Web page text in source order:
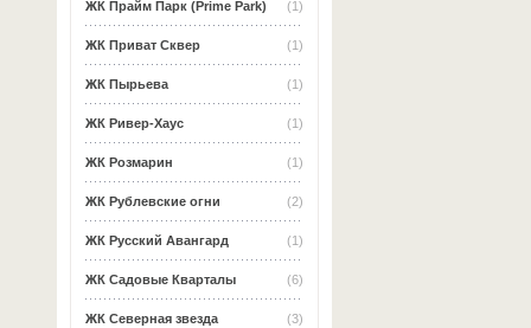
(1)
ЖК Прайм Парк (Prime Park)
(1)
ЖК Приват Сквер
(1)
ЖК Пырьева
(1)
ЖК Ривер-Хаус
(1)
ЖК Розмарин
(2)
ЖК Рублевские огни
(1)
ЖК Русский Авангард
(6)
ЖК Садовые Кварталы
(3)
ЖК Северная звезда